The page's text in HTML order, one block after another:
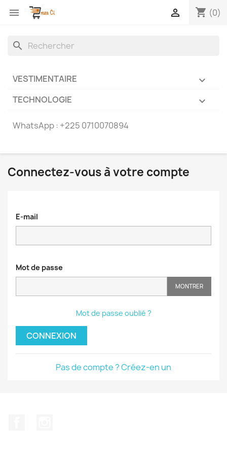
 shopping_cart (0)

search

VESTIMENTAIRE

TECHNOLOGIE
WhatsApp : +225 0710070894
Connectez-vous à votre compte
E-mail
Mot de passe
MONTRER
Mot de passe oublié ?
CONNEXION
Pas de compte ? Créez-en un